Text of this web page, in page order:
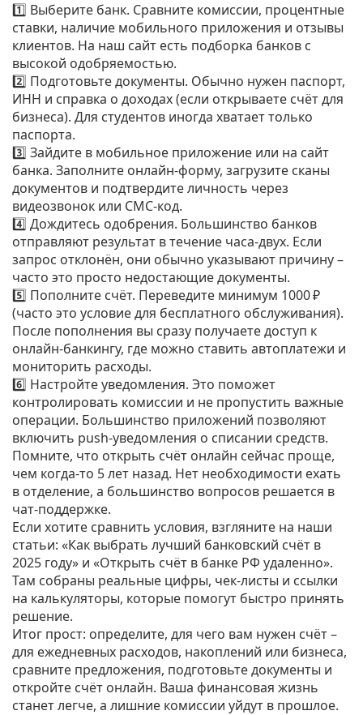
1️⃣ Выберите банк. Сравните комиссии, процентные
ставки, наличие мобильного приложения и отзывы
клиентов. На наш сайт есть подборка банков с
высокой одобряемостью.
2️⃣ Подготовьте документы. Обычно нужен паспорт,
ИНН и справка о доходах (если открываете счёт для
бизнеса). Для студентов иногда хватает только
паспорта.
3️⃣ Зайдите в мобильное приложение или на сайт
банка. Заполните онлайн‑форму, загрузите сканы
документов и подтвердите личность через
видеозвонок или СМС‑код.
4️⃣ Дождитесь одобрения. Большинство банков
отправляют результат в течение часа‑двух. Если
запрос отклонён, они обычно указывают причину –
часто это просто недостающие документы.
5️⃣ Пополните счёт. Переведите минимум 1000 ₽
(часто это условие для бесплатного обслуживания).
После пополнения вы сразу получаете доступ к
онлайн‑банкингу, где можно ставить автоплатежи и
мониторить расходы.
6️⃣ Настройте уведомления. Это поможет
контролировать комиссии и не пропустить важные
операции. Большинство приложений позволяют
включить push‑уведомления о списании средств.
Помните, что открыть счёт онлайн сейчас проще,
чем когда‑то 5 лет назад. Нет необходимости ехать
в отделение, а большинство вопросов решается в
чат‑поддержке.
Если хотите сравнить условия, взгляните на наши
статьи: «Как выбрать лучший банковский счёт в
2025 году» и «Открыть счёт в банке РФ удаленно».
Там собраны реальные цифры, чек‑листы и ссылки
на калькуляторы, которые помогут быстро принять
решение.
Итог прост: определите, для чего вам нужен счёт –
для ежедневных расходов, накоплений или бизнеса,
сравните предложения, подготовьте документы и
откройте счёт онлайн. Ваша финансовая жизнь
станет легче, а лишние комиссии уйдут в прошлое.